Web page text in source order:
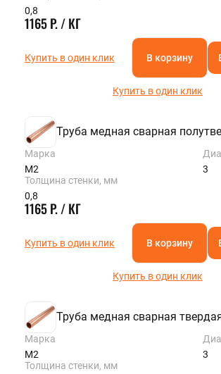
0,8
1165 Р. / КГ
Купить в один клик В корзину
Купить в один клик
Труба медная сварная
Марка
М2
3
Толщина стенки, мм
0,8
1165 Р. / КГ
Купить в один клик В корзину
Купить в один клик
Труба медная сварная
Марка
М2
3
Толщина стенки, мм